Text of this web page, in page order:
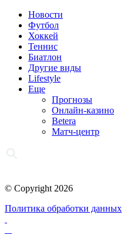
Новости
Футбол
Хоккей
Теннис
Биатлон
Другие виды
Lifestyle
Еще
Прогнозы
Онлайн-казино
Betera
Матч-центр
© Copyright 2026
Политика обработки данных